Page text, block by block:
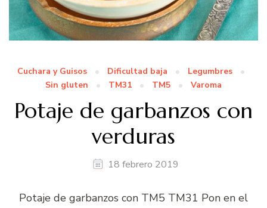
Cuchara y Guisos Dificultad baja
Legumbres
Sin gluten
TM31 TM5 Varoma
Potaje de garbanzos con
verduras
18 febrero 2019
Potaje de garbanzos con TM5 TM31 Pon en el